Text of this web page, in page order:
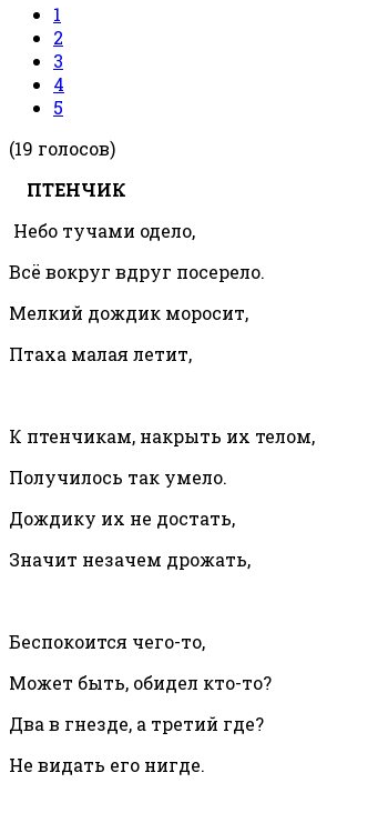
1
2
3
4
5
(19 голосов)
ПТЕНЧИК
Небо тучами одело,
Всё вокруг вдруг посерело.
Мелкий дождик моросит,
Птаха малая летит,
К птенчикам, накрыть их телом,
Получилось так умело.
Дождику их не достать,
Значит незачем дрожать,
Беспокоится чего-то,
Может быть, обидел кто-то?
Два в гнезде, а третий где?
Не видать его нигде.